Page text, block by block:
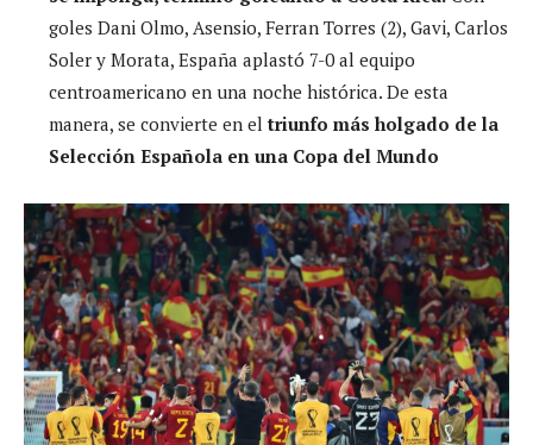
goles Dani Olmo, Asensio, Ferran Torres (2), Gavi, Carlos
Soler y Morata, España aplastó 7-0 al equipo
centroamericano en una noche histórica. De esta
manera, se convierte en eltriunfo más holgado de la
Selección Española en una Copa del Mundo